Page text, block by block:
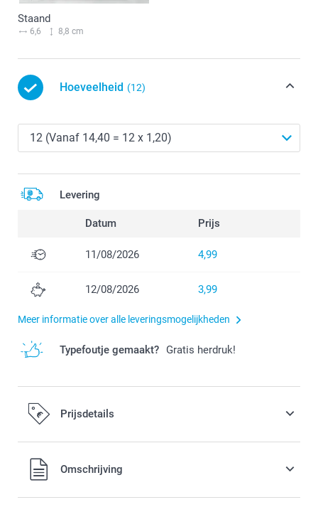
Staand
6,6 8,8 cm
Hoeveelheid (12)
Levering
Datum Prijs
11/08/2026 4,99
12/08/2026 3,99
Meer informatie over alle leveringsmogelijkheden
Typefoutje gemaakt? Gratis herdruk!
Prijsdetails
Alle prijzen zijn in EURO (€) inclusief BTW en exclusief
verzendkosten.Omschrijving